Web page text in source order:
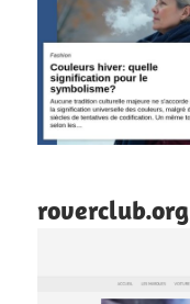
roverclub.org